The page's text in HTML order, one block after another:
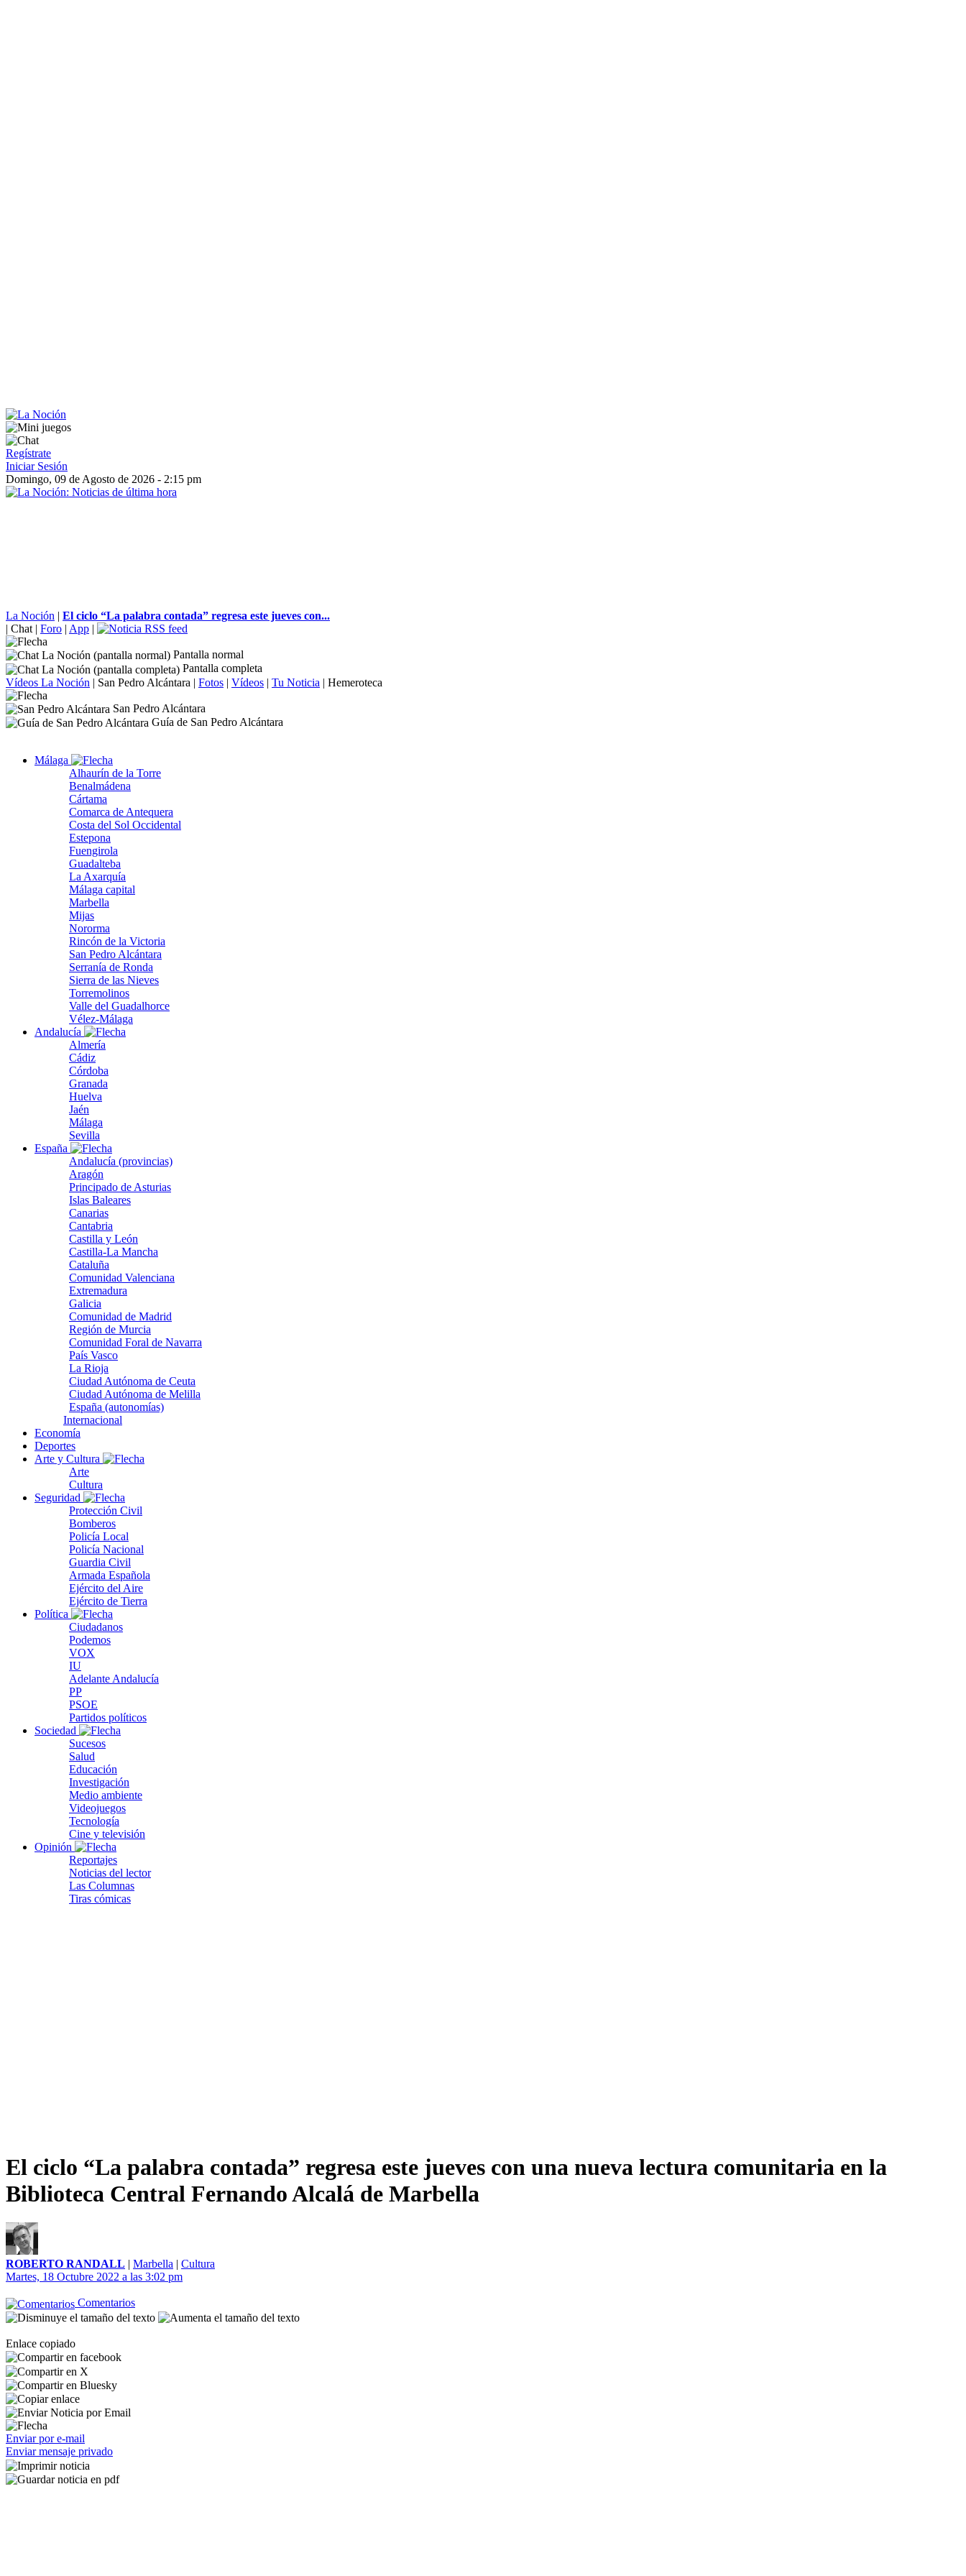
Regístrate
Iniciar Sesión
Domingo, 09 de Agosto de 2026 - 2:15 pm
La Noción | El ciclo “La palabra contada” regresa este jueves con...
| Chat | Foro | App |
Pantalla normal
Pantalla completa
Vídeos La Noción | San Pedro Alcántara | Fotos | Vídeos | Tu Noticia | Hemeroteca
San Pedro Alcántara
Guía de San Pedro Alcántara
Málaga
Alhaurín de la Torre
Benalmádena
Cártama
Comarca de Antequera
Costa del Sol Occidental
Estepona
Fuengirola
Guadalteba
La Axarquía
Málaga capital
Marbella
Mijas
Nororma
Rincón de la Victoria
San Pedro Alcántara
Serranía de Ronda
Sierra de las Nieves
Torremolinos
Valle del Guadalhorce
Vélez-Málaga
Andalucía
Almería
Cádiz
Córdoba
Granada
Huelva
Jaén
Málaga
Sevilla
España
Andalucía (provincias)
Aragón
Principado de Asturias
Islas Baleares
Canarias
Cantabria
Castilla y León
Castilla-La Mancha
Cataluña
Comunidad Valenciana
Extremadura
Galicia
Comunidad de Madrid
Región de Murcia
Comunidad Foral de Navarra
País Vasco
La Rioja
Ciudad Autónoma de Ceuta
Ciudad Autónoma de Melilla
España (autonomías)
Internacional
Economía
Deportes
Arte y Cultura
Arte
Cultura
Seguridad
Protección Civil
Bomberos
Policía Local
Policía Nacional
Guardia Civil
Armada Española
Ejército del Aire
Ejército de Tierra
Política
Ciudadanos
Podemos
VOX
IU
Adelante Andalucía
PP
PSOE
Partidos políticos
Sociedad
Sucesos
Salud
Educación
Investigación
Medio ambiente
Videojuegos
Tecnología
Cine y televisión
Opinión
Reportajes
Noticias del lector
Las Columnas
Tiras cómicas
El ciclo “La palabra contada” regresa este jueves con una nueva lectura comunitaria en la
Biblioteca Central Fernando Alcalá de Marbella
ROBERTO RANDALL | Marbella | Cultura
Martes, 18 Octubre 2022 a las 3:02 pm
Comentarios
Enlace copiado
Enviar por e-mail
Enviar mensaje privado